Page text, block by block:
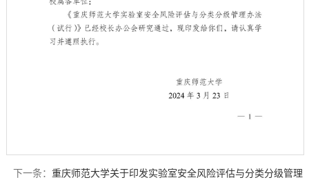
第 1 页
下一条：重庆师范大学关于印发实验室安全风险评估与分类分级管理